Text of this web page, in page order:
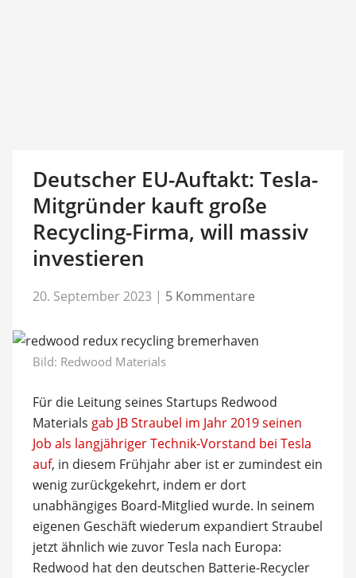
Deutscher EU-Auftakt: Tesla-
Mitgründer kauft große
Recycling-Firma, will massiv
investieren
20. September 2023 | 5 Kommentare
Bild: Redwood Materials
Für die Leitung seines Startups Redwood
Materials gab JB Straubel im Jahr 2019 seinen
Job als langjähriger Technik-Vorstand bei Tesla
auf, in diesem Frühjahr aber ist er zumindest ein
wenig zurückgekehrt, indem er dort
unabhängiges Board-Mitglied wurde. In seinem
eigenen Geschäft wiederum expandiert Straubel
jetzt ähnlich wie zuvor Tesla nach Europa:
Redwood hat den deutschen Batterie-Recycler